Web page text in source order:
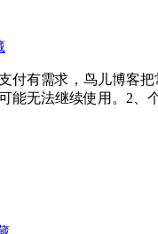
有需求，鸟儿博客
能无法继续使用。2、